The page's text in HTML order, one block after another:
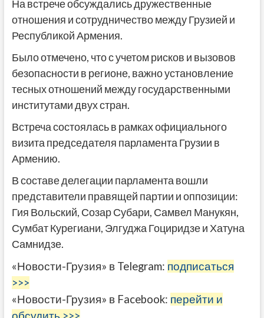
На встрече обсуждались дружественные
отношения и сотрудничество между Грузией и
Республикой Армения.
Было отмечено, что с учетом рисков и вызовов
безопасности в регионе, важно установление
тесных отношений между государственными
институтами двух стран.
Встреча состоялась в рамках официального
визита председателя парламента Грузии в
Армению.
В составе делегации парламента вошли
представители правящей партии и оппозиции:
Гия Вольский, Созар Субари, Самвел Манукян,
Сумбат Курегиани, Элгуджа Гоциридзе и Хатуна
Самнидзе.
«Новости-Грузия» в Telegram: подписаться
>>>
«Новости-Грузия» в Facebook: перейти и